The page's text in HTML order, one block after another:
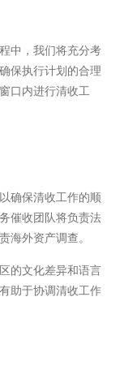
中，我们将充分考
保执行计划的合理
口内进行清收工
确保清收工作的顺
催收团队将负责法
海外资产调查。
的文化差异和语言
助于协调清收工作